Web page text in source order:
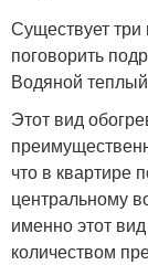
Существует три
поговорить
Водяной
Этот вид
что в квартире
центральному
именно этот
количеством